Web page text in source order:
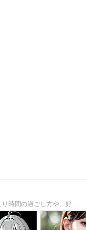
おひとりさま女子がオススメする、ひとり時間の過ごし方や、好きなもの、サービスをご紹介します。